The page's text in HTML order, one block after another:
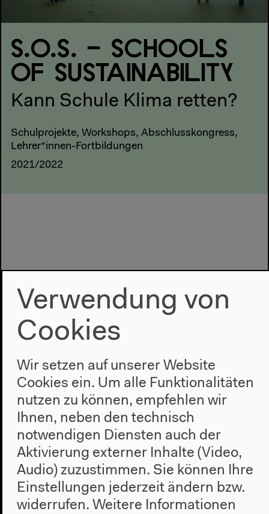
S.O.S. – SCHOOLS
OF SUSTAINABILITY
Kann Schule Klima retten?
Schulprojekte, Workshops, Abschlusskongress,
Lehrer*innen-Fortbildungen
2021/2022
Programm
2022
Das Neue Alphabet
Das Anthropozän am HKW
Verwendung von
Cookies
Wir setzen auf unserer Website
Cookies ein. Um alle Funktionalitäten
nutzen zu können, empfehlen wir
Ihnen, neben den technisch
notwendigen Diensten auch der
Aktivierung externer Inhalte (Video,
Audio) zuzustimmen. Sie können Ihre
Einstellungen jederzeit ändern bzw.
widerrufen. Weitere Informationen